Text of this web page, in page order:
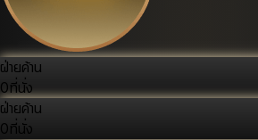
ฝ่ายค้าน
0ที่นั่ง
ฝ่ายค้าน
0ที่นั่ง